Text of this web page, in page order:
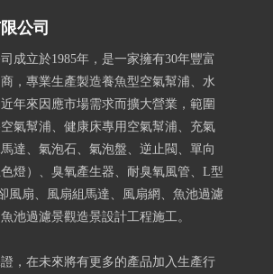
公司
成立於1985年，是一家擁有30年豐富
，專業生產製造養魚型空氣幫浦、水
年來因應市場需求而擴大營業，範圍
氣幫浦、健康床專用空氣幫浦、充氣
達、氣泡石、氣泡盤、逆止閥、單向
燈）、臭氧產生器、耐臭氧風管、L型
風扇、風扇組馬達、風扇網、魚池過濾
池過濾景觀造景設計工程施工。
，在未來將有更多的產品加入生產行